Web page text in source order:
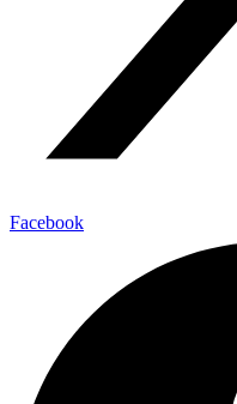
Facebook